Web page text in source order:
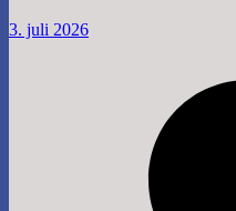
3. juli 2026